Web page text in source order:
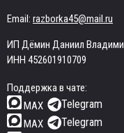
Email: razborka45@mail.ru
ИП Дёмин Даниил
ИНН 452601910709
Поддержка в чате:
MAX
Telegram
MAX Telegram